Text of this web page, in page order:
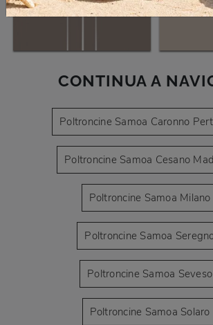
CONTINUA A
Poltroncine Samoa Caronno
Poltroncine Samoa Cesano
Poltroncine Samoa Milano
Poltroncine Samoa
Poltroncine Samoa Seveso
Poltroncine Samoa Solaro